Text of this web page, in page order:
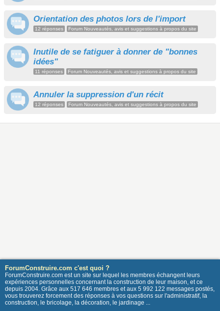
Orientation des photos lors de l'import
12 réponses Forum Nouveautés, avis et suggestions à propos du site
Inutile de se fatiguer à donner de "bonnes
idées"
11 réponses Forum Nouveautés, avis et suggestions à propos du site
Annuler la suppression d'un récit
12 réponses Forum Nouveautés, avis et suggestions à propos du site
ForumConstruire.com c'est quoi ?
ForumConstruire.com est un site sur lequel les membres échangent leurs
expériences personnelles concernant la construction de leur maison, et ce
depuis 2004. Grâce aux 517 646 membres et aux 5 992 122 messages postés,
vous trouverez forcement des réponses à vos questions sur l'administratif, la
construction, le bricolage, la décoration, le jardinage ...